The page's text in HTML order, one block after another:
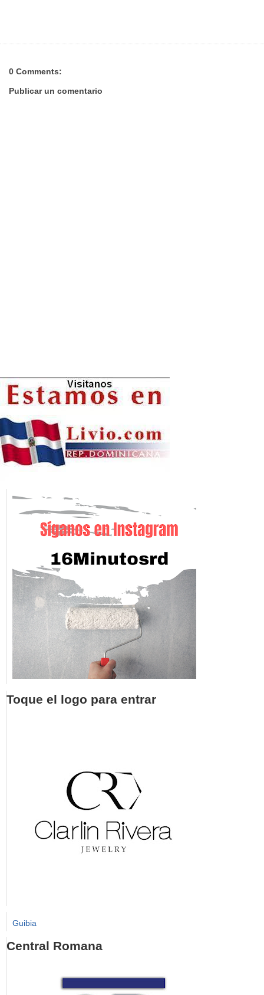
0 Comments:
Publicar un comentario
Toque el logo para entrar
Guibia
Central Romana